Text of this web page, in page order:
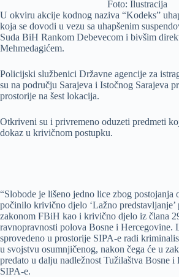
Foto: Ilustracija
U okviru akcije kodnog naziva “Kodeks”
koja se dovodi u vezu sa uhapšenim
Suda BiH Rankom Debevecom i bivšim
Mehmedagićem.
Policijski službenici Državne agencije za
su na području Sarajeva i Istočnog Sarajeva
prostorije na šest lokacija.
Otkriveni su i privremeno oduzeti predmeti
dokaz u krivičnom postupku.
“Slobode je lišeno jedno lice zbog postojanja
počinilo krivično djelo ‘Lažno
zakonom FBiH kao i krivično djelo iz člana
ravnopravnosti polova Bosne i Hercegovine.
sprovedeno u prostorije SIPA-e radi
u svojstvu osumnjičenog, nakon čega će u
predato u dalju nadležnost Tužilaštva Bosne
SIPA-e.